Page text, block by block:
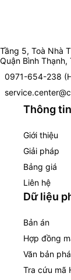
Tầng 5, Toà Nhà
Quận Bình Thạnh,
0971-654-238
Thông
Giới thiệu
Giải pháp
Bảng giá
Liên hệ
Dữ liệu
Bản án
Hợp đồng
Văn bản
Tra cứu mã